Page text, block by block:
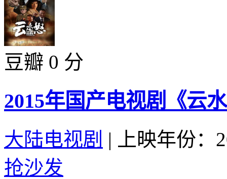
豆瓣 0 分
2015年国产电视剧《云
大陆电视剧 |
上映年份：
抢沙发